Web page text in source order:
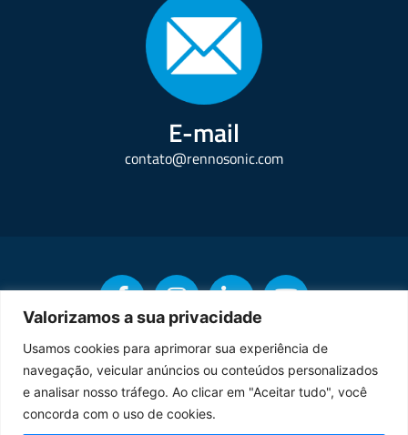
Valorizamos a sua privacidade
Usamos cookies para aprimorar sua experiência de
navegação, veicular anúncios ou conteúdos personalizados
e analisar nosso tráfego. Ao clicar em "Aceitar tudo", você
concorda com o uso de cookies.
E-mail
contato@rennosonic.com
Copyright © Rennosonic. Todos os direitos reservados.